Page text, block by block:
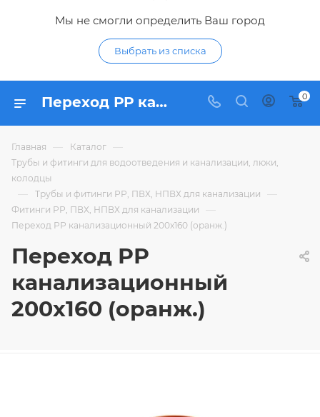
Мы не смогли определить Ваш город
Выбрать из списка
Переход РР канализационный 200х160 (оранж.) - купить по цене 574,08 ₽ в интернет-магазине Гидропромтехника с доставкой в Курске 0
Главная — Каталог —
Трубы и фитинги для водоотведения и канализации, люки,
колодцы
— Трубы и фитинги РР, ПВХ, НПВХ для канализации —
Фитинги РР, ПВХ, НПВХ для канализации —
Переход РР канализационный 200х160 (оранж.)
Переход РР
канализационный
200х160 (оранж.)